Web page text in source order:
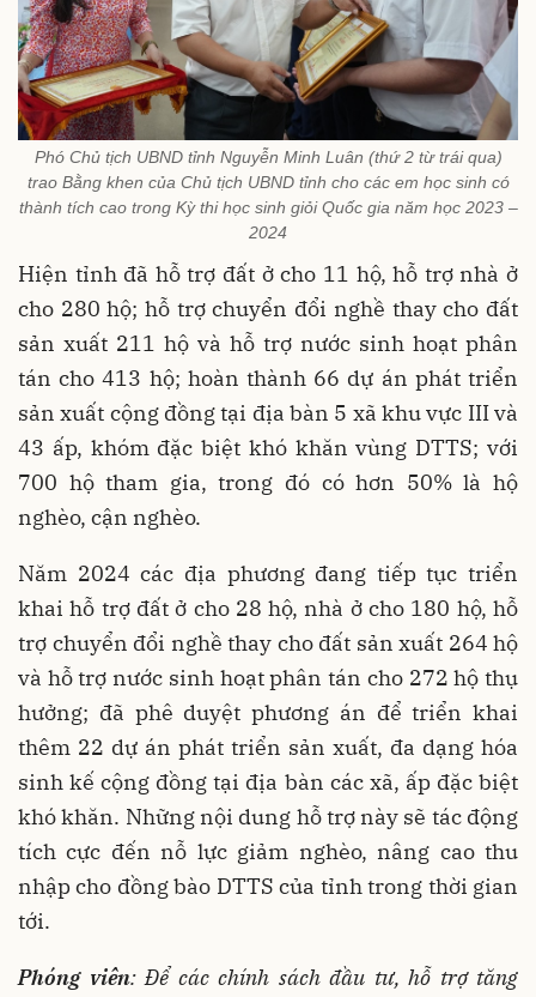
Phó Chủ tịch UBND tỉnh Nguyễn Minh Luân (thứ 2 từ trái qua)
trao Bằng khen của Chủ tịch UBND tỉnh cho các em học sinh có
thành tích cao trong Kỳ thi học sinh giỏi Quốc gia năm học 2023 –
2024
Hiện tỉnh đã hỗ trợ đất ở cho 11 hộ, hỗ trợ nhà ở
cho 280 hộ; hỗ trợ chuyển đổi nghề thay cho đất
sản xuất 211 hộ và hỗ trợ nước sinh hoạt phân
tán cho 413 hộ; hoàn thành 66 dự án phát triển
sản xuất cộng đồng tại địa bàn 5 xã khu vực III và
43 ấp, khóm đặc biệt khó khăn vùng DTTS; với
700 hộ tham gia, trong đó có hơn 50% là hộ
nghèo, cận nghèo.
Năm 2024 các địa phương đang tiếp tục triển
khai hỗ trợ đất ở cho 28 hộ, nhà ở cho 180 hộ, hỗ
trợ chuyển đổi nghề thay cho đất sản xuất 264 hộ
và hỗ trợ nước sinh hoạt phân tán cho 272 hộ thụ
hưởng; đã phê duyệt phương án để triển khai
thêm 22 dự án phát triển sản xuất, đa dạng hóa
sinh kế cộng đồng tại địa bàn các xã, ấp đặc biệt
khó khăn. Những nội dung hỗ trợ này sẽ tác động
tích cực đến nỗ lực giảm nghèo, nâng cao thu
nhập cho đồng bào DTTS của tỉnh trong thời gian
tới.
Phóng viên: Để các chính sách đầu tư, hỗ trợ tăng